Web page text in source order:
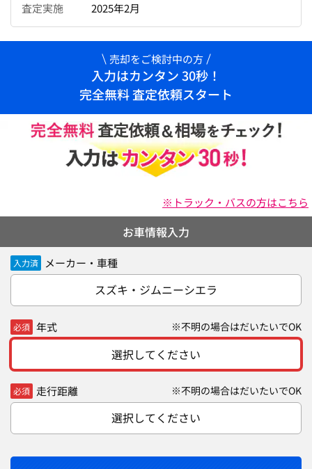
査定実施
2025年2月
売却をご検討中の方
入力はカンタン 30秒！
完全無料 査定依頼スタート
※トラック・バスの方はこちら
お車情報入力
入力済 メーカー・車種
スズキ・ジムニーシエラ
必須 年式 ※不明の場合はだいたいでOK
選択してください
必須 走行距離 ※不明の場合はだいたいでOK
選択してください